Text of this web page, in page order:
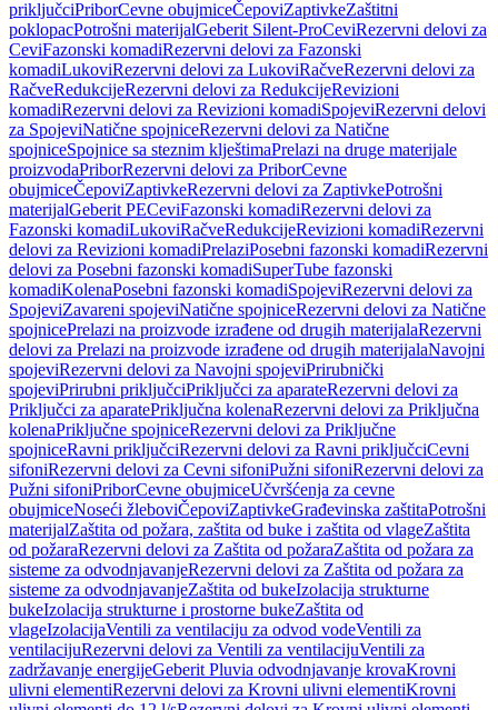
priključciPriborCevne obujmiceČepoviZaptivkeZaštitni
poklopacPotrošni materijalGeberit Silent-ProCeviRezervni delovi za
CeviFazonski komadiRezervni delovi za Fazonski
komadiLukoviRezervni delovi za LukoviRačveRezervni delovi za
RačveRedukcijeRezervni delovi za RedukcijeRevizioni
komadiRezervni delovi za Revizioni komadiSpojeviRezervni delovi
za SpojeviNatične spojniceRezervni delovi za Natične
spojniceSpojnice sa steznim klještimaPrelazi na druge materijale
proizvodaPriborRezervni delovi za PriborCevne
obujmiceČepoviZaptivkeRezervni delovi za ZaptivkePotrošni
materijalGeberit PECeviFazonski komadiRezervni delovi za
Fazonski komadiLukoviRačveRedukcijeRevizioni komadiRezervni
delovi za Revizioni komadiPrelaziPosebni fazonski komadiRezervni
delovi za Posebni fazonski komadiSuperTube fazonski
komadiKolenaPosebni fazonski komadiSpojeviRezervni delovi za
SpojeviZavareni spojeviNatične spojniceRezervni delovi za Natične
spojnicePrelazi na proizvode izrađene od drugih materijalaRezervni
delovi za Prelazi na proizvode izrađene od drugih materijalaNavojni
spojeviRezervni delovi za Navojni spojeviPrirubnički
spojeviPrirubni priključciPriključci za aparateRezervni delovi za
Priključci za aparatePriključna kolenaRezervni delovi za Priključna
kolenaPriključne spojniceRezervni delovi za Priključne
spojniceRavni priključciRezervni delovi za Ravni priključciCevni
sifoniRezervni delovi za Cevni sifoniPužni sifoniRezervni delovi za
Pužni sifoniPriborCevne obujmiceUčvršćenja za cevne
obujmiceNoseći žleboviČepoviZaptivkeGrađevinska zaštitaPotrošni
materijalZaštita od požara, zaštita od buke i zaštita od vlageZaštita
od požaraRezervni delovi za Zaštita od požaraZaštita od požara za
sisteme za odvodnjavanjeRezervni delovi za Zaštita od požara za
sisteme za odvodnjavanjeZaštita od bukeIzolacija strukturne
bukeIzolacija strukturne i prostorne bukeZaštita od
vlageIzolacijaVentili za ventilaciju za odvod vodeVentili za
ventilacijuRezervni delovi za Ventili za ventilacijuVentili za
zadržavanje energijeGeberit Pluvia odvodnjavanje krovaKrovni
ulivni elementiRezervni delovi za Krovni ulivni elementiKrovni